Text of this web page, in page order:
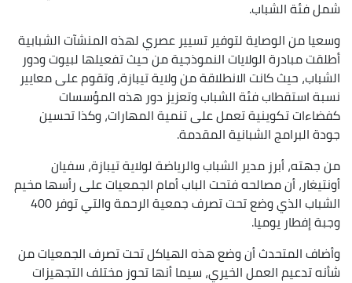
شمل فئة الشباب.
وسعيا من الوصاية لتوفير تسيير عصري لهذه المنشآت الشبابية
أطلقت مبادرة الولايات النموذجية من حيث تفعيلها لبيوت ودور
الشباب، حيث كانت الانطلاقة من ولاية تيبازة، وتقوم على معايير
نسبة استقطاب فئة الشباب وتعزيز دور هذه المؤسسات
كفضاءات تكوينية تعمل على تنمية المهارات، وكذا تحسين
جودة البرامج الشبانية المقدمة.
من جهته، أبرز مدير الشباب والرياضة لولاية تيبازة، سفيان
أونتيغار، أن مصالحه فتحت الباب أمام الجمعيات على رأسها مخيم
الشباب الذي وضع تحت تصرف جمعية الرحمة والتي توفر 400
وجبة إفطار يوميا.
وأضاف المتحدث أن وضع هذه الهياكل تحت تصرف الجمعيات من
شأنه تدعيم العمل الخيري، سيما أنها تحوز مختلف التجهيزات